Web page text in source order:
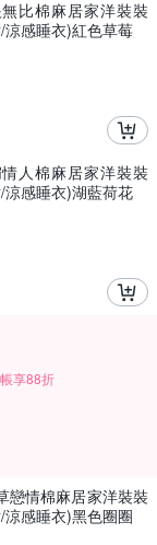
比棉麻居家洋裝裝
感睡衣)紅色草莓
人棉麻居家洋裝裝
感睡衣)湖藍荷花
享88折
戀情棉麻居家洋裝裝
感睡衣)黑色圈圈